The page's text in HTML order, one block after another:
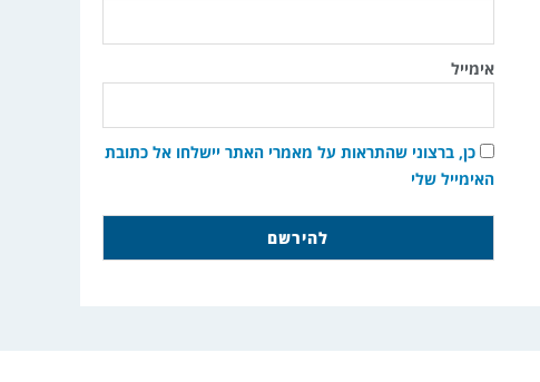
אימייל
כן, ברצוני שהתראות על מאמרי האתר יישלחו אל כתובת
האימייל שלי